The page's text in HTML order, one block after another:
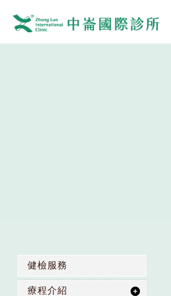
健檢服務
療程介紹